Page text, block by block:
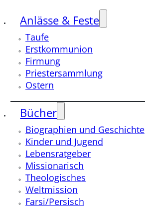
Anlässe & Feste
Taufe
Erstkommunion
Firmung
Priestersammlung
Ostern
Bücher
Biographien und Geschichte
Kinder und Jugend
Lebensratgeber
Missionarisch
Theologisches
Weltmission
Farsi/Persisch